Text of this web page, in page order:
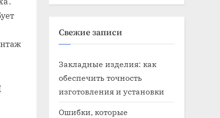
Свежие записи
Закладные изделия: как
обеспечить точность
изготовления и установки
Ошибки, которые